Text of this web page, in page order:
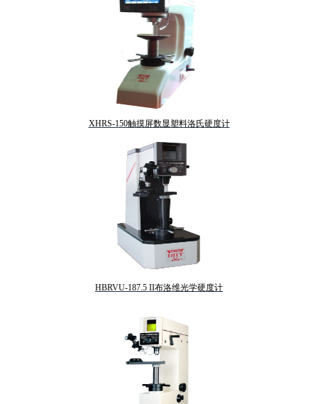
XHRS-150触摸屏数显塑料洛氏硬度计
HBRVU-187.5 II布洛维光学硬度计